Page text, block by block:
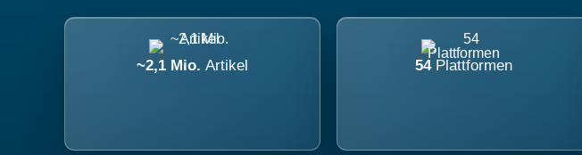
~2,1 Mio. Artikel 54 Plattformen